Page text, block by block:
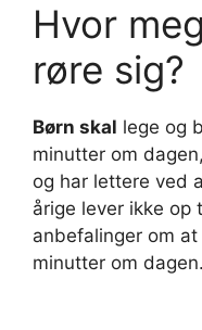
Hvor
røre sig?
Børn skal lege og
minutter om
og har lettere ved
årige lever ikke op
anbefalinger om
minutter om dagen.